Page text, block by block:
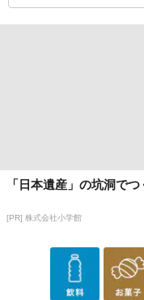
「日本遺産」の坑洞で
[PR] 株式会社小学館